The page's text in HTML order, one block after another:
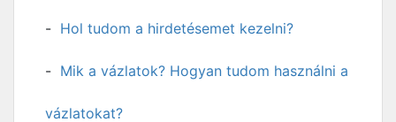
Hol tudom a hirdetésemet kezelni?
Mik a vázlatok? Hogyan tudom használni a
vázlatokat?